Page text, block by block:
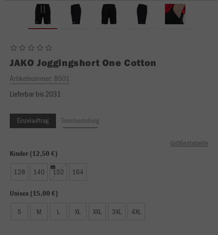
JAKO Joggingshort One Cotton
Artikelnummer: 8501
Lieferbar bis 2031
Einzelauftrag Teambestellung
Größentabelle
Kinder (12,50 €)
128 140 152 164
Unisex (15,00 €)
S M L XL XXL 3XL 4XL